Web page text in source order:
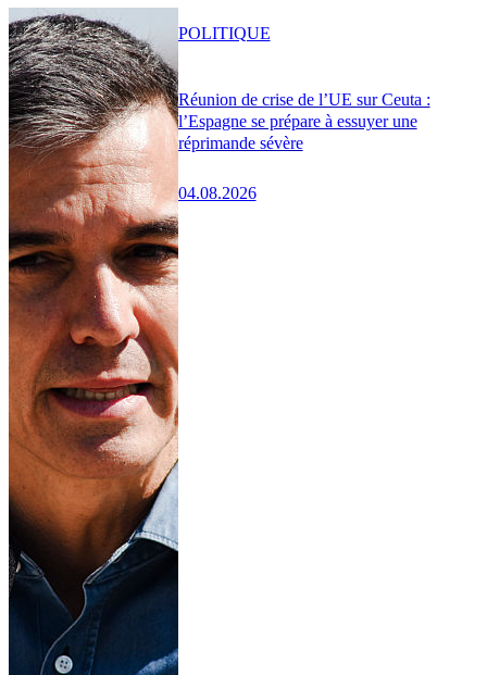
Réunion de crise de l’UE sur Ceuta :
l’Espagne se prépare à essuyer une
réprimande sévère
04.08.2026
POLITIQUE